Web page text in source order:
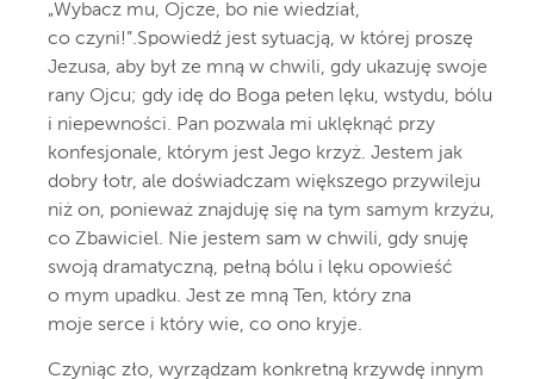
„Wybacz mu, Ojcze, bo nie wiedział,
co czyni!”.Spowiedź jest sytuacją, w której proszę
Jezusa, aby był ze mną w chwili, gdy ukazuję swoje
rany Ojcu; gdy idę do Boga pełen lęku, wstydu, bólu
i niepewności. Pan pozwala mi uklęknąć przy
konfesjonale, którym jest Jego krzyż. Jestem jak
dobry łotr, ale doświadczam większego przywileju
niż on, ponieważ znajduję się na tym samym krzyżu,
co Zbawiciel. Nie jestem sam w chwili, gdy snuję
swoją dramatyczną, pełną bólu i lęku opowieść
o mym upadku. Jest ze mną Ten, który zna
moje serce i który wie, co ono kryje.
Czyniąc zło, wyrządzam konkretną krzywdę innym